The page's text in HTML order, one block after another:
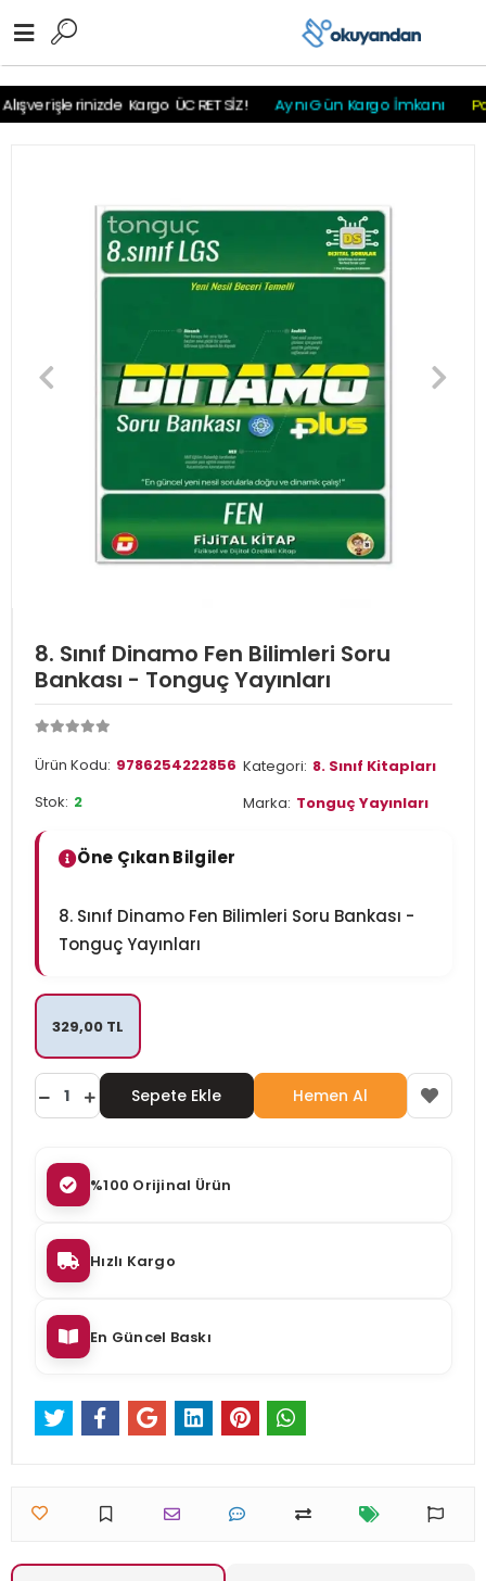
Kargo ÜCRETSİZ! Aynı Gün Kargo İmkanı
8. Sınıf Dinamo Fen Bilimleri Soru
Bankası - Tonguç Yayınları
Ürün Kodu: 9786254222856 Kategori: 8. Sınıf Kitapları
Stok: 2 Marka: Tonguç Yayınları
Öne Çıkan Bilgiler
8. Sınıf Dinamo Fen Bilimleri Soru Bankası -
Tonguç Yayınları
329,00 TL
Sepete Ekle Hemen Al
%100 Orijinal Ürün
Hızlı Kargo
En Güncel Baskı